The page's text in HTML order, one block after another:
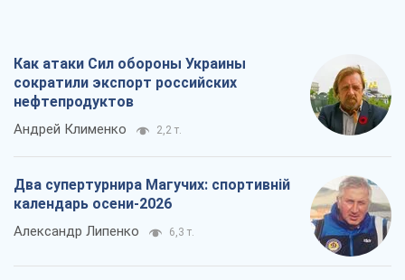
Как атаки Сил обороны Украины
сократили экспорт российских
нефтепродуктов
Андрей Клименко 2,2 т.
Два супертурнира Магучих: спортивній
календарь осени-2026
Александр Липенко 6,3 т.